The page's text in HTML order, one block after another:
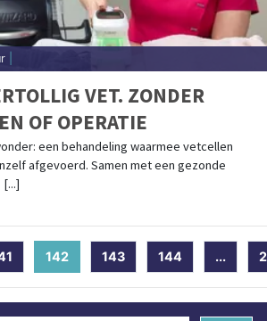
VET. ZONDER
OF OPERATIE
een behandeling waarmee vetcellen
afgevoerd. Samen met een gezonde
142 (current)
143 144 ...